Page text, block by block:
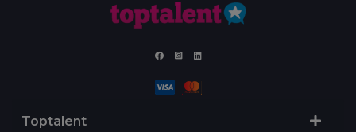
Toptalent